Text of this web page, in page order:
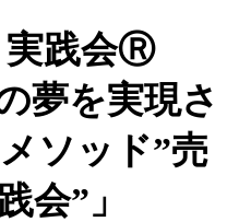
実践会Ⓡ
夢を実現さ
ソッド”売
会”」